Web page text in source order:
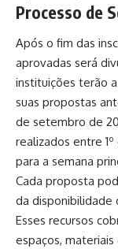
Processo de
Após o fim das
aprovadas será
instituições terão
suas propostas
de setembro de
realizados entre
para a semana
Cada proposta
da disponibilidade
Esses recursos
espaços,